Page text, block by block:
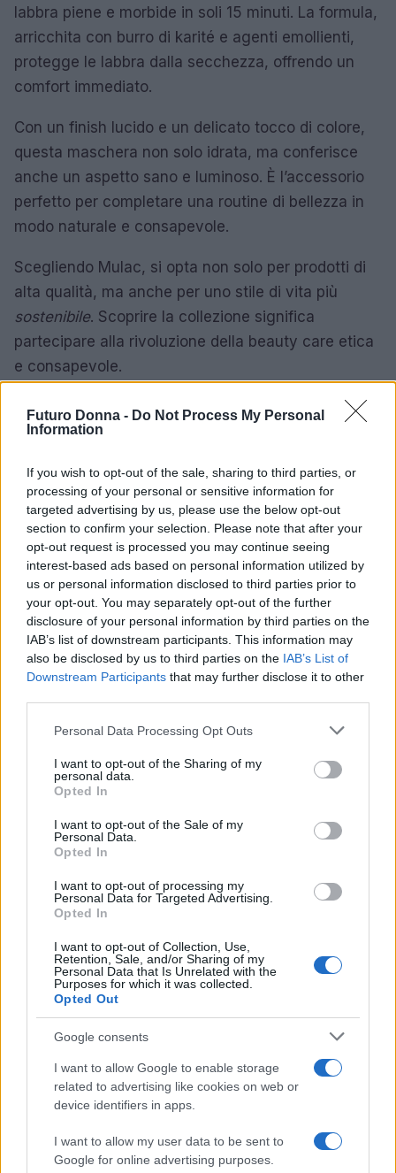
Futuro Donna - Do Not Process My Personal
Information
If you wish to opt-out of the sale, sharing to third parties, or
processing of your personal or sensitive information for
targeted advertising by us, please use the below opt-out
section to confirm your selection. Please note that after your
opt-out request is processed you may continue seeing
interest-based ads based on personal information utilized by
us or personal information disclosed to third parties prior to
your opt-out. You may separately opt-out of the further
disclosure of your personal information by third parties on the
IAB’s list of downstream participants. This information may
also be disclosed by us to third parties on the IAB’s List of
Downstream Participants that may further disclose it to other
Please note that this website/app uses one or more Google
not limited to your visit or usage behaviour. You may click to
grant or deny consent to Google and its third-party tags to
use your data for below specified purposes in below Google
consent section.
Personal Data Processing Opt Outs
I want to opt-out of the Sharing of my
personal data.
Opted In
I want to opt-out of the Sale of my
Personal Data.
Opted In
I want to opt-out of processing my
Personal Data for Targeted Advertising.
Opted In
I want to opt-out of Collection, Use,
Retention, Sale, and/or Sharing of my
Personal Data that Is Unrelated with the
Purposes for which it was collected.
Opted Out
Google consents
I want to allow Google to enable storage
related to advertising like cookies on web or
device identifiers in apps.
I want to allow my user data to be sent to
Google for online advertising purposes.
labbra piene e morbide in soli 15 minuti. La formula,
arricchita con burro di karité e agenti emollienti,
protegge le labbra dalla secchezza, offrendo un
comfort immediato.
Con un finish lucido e un delicato tocco di colore,
questa maschera non solo idrata, ma conferisce
anche un aspetto sano e luminoso. È l’accessorio
perfetto per completare una routine di bellezza in
modo naturale e consapevole.
Scegliendo Mulac, si opta non solo per prodotti di
alta qualità, ma anche per uno stile di vita più
sostenibile. Scoprire la collezione significa
partecipare alla rivoluzione della beauty care etica
e consapevole.
Linda Pellegrini ha raccontato da Genova il
processo di riconversione dell'ex area
portuale entrando in Comune per un'intervista
decisiva; è caporedattore con responsabilità
sulle rubriche storiche e propone in
redazione inchieste su memoria locale.
Laureata all'Università di Genova, conserva
un archivio di fotografie d'epoca della città.
Continua a leggere